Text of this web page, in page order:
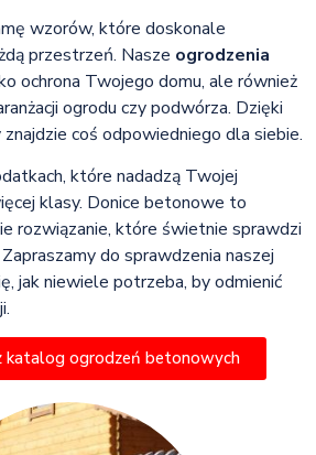
wzorów, które doskonale
przestrzeń. Nasze ogrodzenia
ochrona Twojego domu, ale również
ogrodu czy podwórza. Dzięki
coś odpowiedniego dla siebie.
które nadadzą Twojej
klasy. Donice betonowe to
rozwiązanie, które świetnie sprawdzi
do sprawdzenia naszej
jak niewiele potrzeba, by odmienić
katalog ogrodzeń betonowych